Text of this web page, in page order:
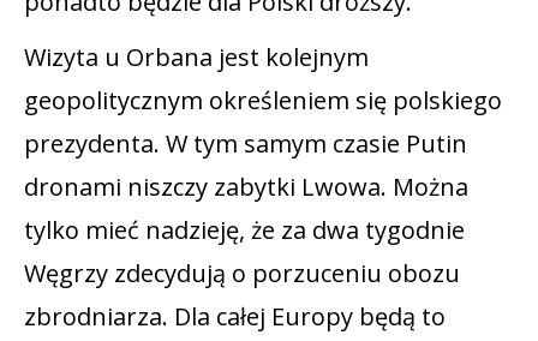
Wizyta u Orbana jest kolejnym
geopolitycznym określeniem się polskiego
prezydenta. W tym samym czasie Putin
dronami niszczy zabytki Lwowa. Można
tylko mieć nadzieję, że za dwa tygodnie
Węgrzy zdecydują o porzuceniu obozu
zbrodniarza. Dla całej Europy będą to